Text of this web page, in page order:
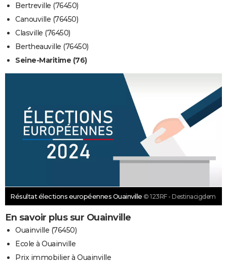
Bertreville (76450)
Canouville (76450)
Clasville (76450)
Bertheauville (76450)
Seine-Maritime (76)
Résultat élections européennes Ouainville © 123RF - Destinacigdem
En savoir plus sur Ouainville
Ouainville (76450)
Ecole à Ouainville
Prix immobilier à Ouainville